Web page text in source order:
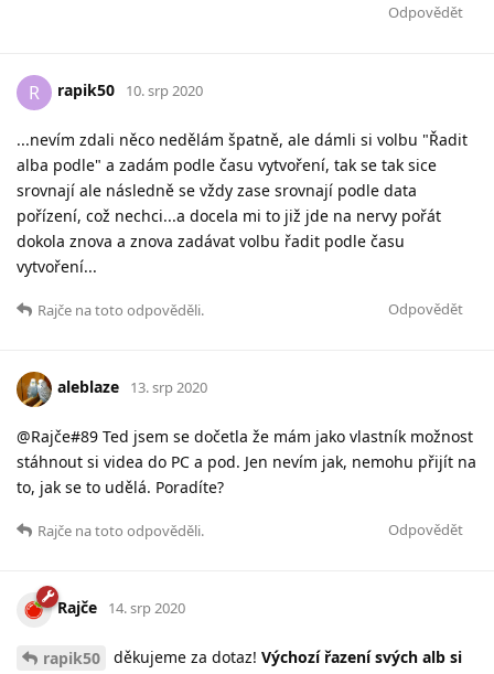
Odpovědět
R rapik50 10. srp 2020
...nevím zdali něco nedělám špatně, ale dámli si volbu "Řadit
alba podle" a zadám podle času vytvoření, tak se tak sice
srovnají ale následně se vždy zase srovnají podle data
pořízení, což nechci...a docela mi to již jde na nervy pořát
dokola znova a znova zadávat volbu řadit podle času
vytvoření...
Odpovědět
Rajče na toto odpověděli.
aleblaze 13. srp 2020
@Rajče#89 Ted jsem se dočetla že mám jako vlastník možnost
stáhnout si videa do PC a pod. Jen nevím jak, nemohu přijít na
to, jak se to udělá. Poradíte?
Odpovědět
Rajče na toto odpověděli.
Rajče 14. srp 2020
rapik50 děkujeme za dotaz! Výchozí řazení svých alb si